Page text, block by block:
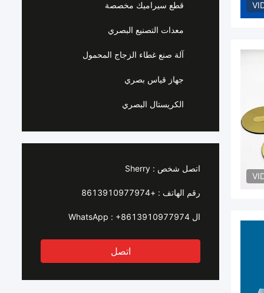
قطع سيراميك مخصصة
معدات التصنيع البصري
آلة صنع غطاء الزجاج المحمول
جهاز قياس بصري
الكريستال البصري
اتصل شخص : Sherry
رقم الهاتف : +8613910977974
ال WhatsApp : +8613910977974
اتصل